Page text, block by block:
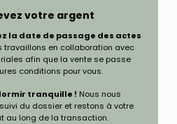
votre argent
la date de passage des actes
travaillons en collaboration avec
afin que la vente se passe
conditions pour vous.
tranquille ! Nous nous
du dossier et restons à votre
au long de la transaction.